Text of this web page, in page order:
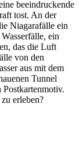
beeindruckende
tost. An der
Niagarafälle ein
ein
das die Luft
von den
aus mit dem
Tunnel
erleben?